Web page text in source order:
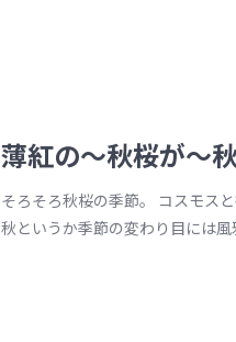
薄紅の〜秋桜が〜
そろそろ秋桜の季節。 コスモス
秋というか季節の変わり目には